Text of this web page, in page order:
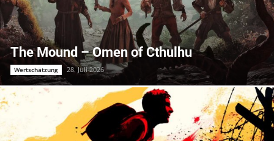
The Mound – Omen of Cthulhu
Wertschätzung 28. Juli 2026